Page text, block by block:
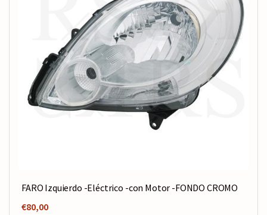
FARO Izquierdo -Eléctrico -con Motor -FONDO CROMO
€80,00